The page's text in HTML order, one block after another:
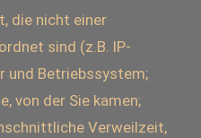
die nicht einer
sind (z.B. IP-
und Betriebssystem;
von der Sie kamen;
Verweilzeit,